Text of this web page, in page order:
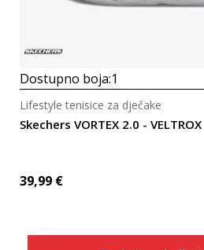
Dostupno boja:1
Skechers VORTEX 2.0 - VELTROX
Lifestyle tenisice za dječake
39,99 €